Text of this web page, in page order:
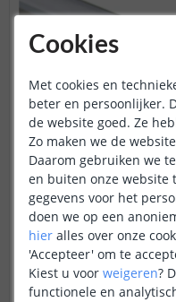
1M - compleet
Inbouw - smal en
(19
OP VOORRAAD
Cookies
Met cookies en
beter en persoonlijker.
de website goed. Ze
Zo maken we de
Daarom gebruiken we
en buiten onze website
gegevens voor het
doen we op een
hier alles over onze
'Accepteer' om te
Kiest u voor weigeren?
functionele en